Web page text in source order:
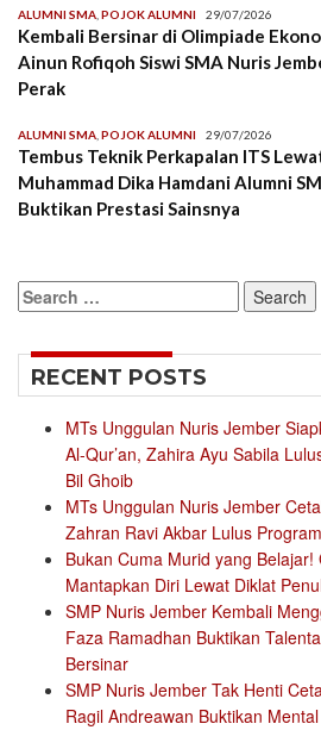
ALUMNI SMA POJOK ALUMNI 29/07/2026
Kembali Bersinar di Olimpiade
Ainun Rofiqoh Siswi SMA Nuris
Perak
ALUMNI SMA POJOK ALUMNI 29/07/2026
Tembus Teknik Perkapalan ITS
Muhammad Dika Hamdani Alumni
Buktikan Prestasi Sainsnya
Search
for:
RECENT POSTS
MTs Unggulan Nuris Jember
Al-Qur’an, Zahira Ayu Sabila
Bil Ghoib
MTs Unggulan Nuris Jember
Zahran Ravi Akbar Lulus
Bukan Cuma Murid yang
Mantapkan Diri Lewat Diklat
SMP Nuris Jember Kembali
Faza Ramadhan Buktikan
Bersinar
SMP Nuris Jember Tak Henti
Ragil Andreawan Buktikan